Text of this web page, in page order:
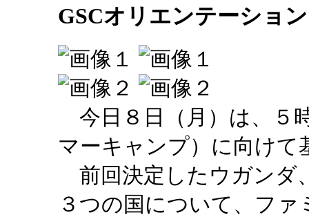
GSCオリエンテーショ
今日８日（月）は、５
マーキャンプ）に向けて
前回決定したウガンダ
３つの国について、フ